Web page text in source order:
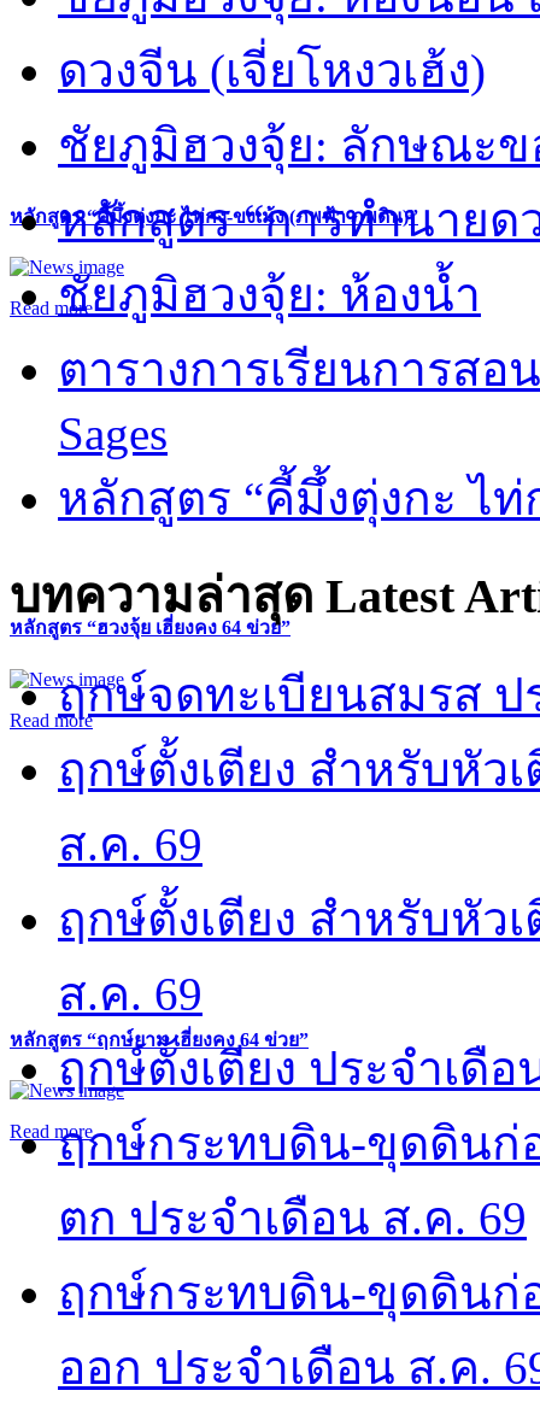
หลักสูตร “คี้มึ้งตุ่งกะ ไท่กง-ขงเม้ง (ภพฟ้า ภพดิน)”
Read more
หลักสูตร “ฮวงจุ้ย เฮี่ยงคง 64 ข่วย”
Read more
หลักสูตร “ฤกษ์ยาม เฮี่ยงคง 64 ข่วย”
Read more
ดวงจีน (เจี่ยโหงวเฮ้ง)
ชัยภูมิฮวงจุ้ย: ลักษณะ
หลักสูตร “การทำนายด
ชัยภูมิฮวงจุ้ย: ห้องน้ำ
ตารางการเรียนการส
Sages
หลักสูตร “คี้มึ้งตุ่งกะ ไ
บทความล่าสุด Latest
ฤกษ์จดทะเบียนสมรส ป
ฤกษ์ตั้งเตียง สำหรับหัว
ส.ค. 69
ฤกษ์ตั้งเตียง สำหรับหัว
ส.ค. 69
ฤกษ์ตั้งเตียง ประจำเดือ
ฤกษ์กระทบดิน-ขุดดินก่
ตก ประจำเดือน ส.ค. 69
ฤกษ์กระทบดิน-ขุดดินก่
ออก ประจำเดือน ส.ค.